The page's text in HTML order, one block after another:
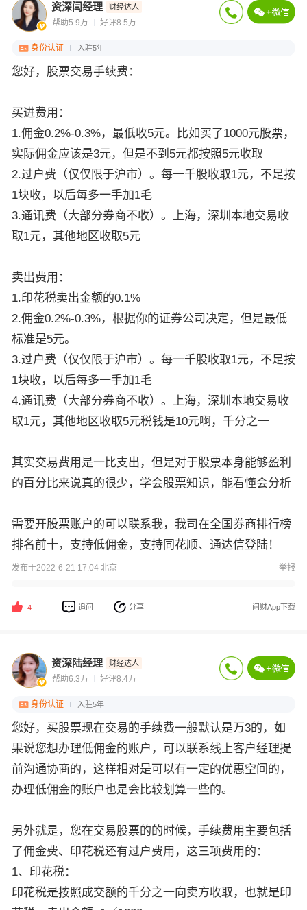
资深闫经理 财经达人
帮助5.9万 好评8.5万
身份认证 入驻5年
您好，股票交易手续费：
买进费用：
1.佣金0.2%-0.3%，最低收5元。比如买了1000元股票，
实际佣金应该是3元，但是不到5元都按照5元收取
2.过户费（仅仅限于沪市）。每一千股收取1元，不足按
1块收，以后每多一手加1毛
3.通讯费（大部分券商不收）。上海，深圳本地交易收
取1元，其他地区收取5元
卖出费用：
1.印花税卖出金额的0.1%
2.佣金0.2%-0.3%，根据你的证券公司决定，但是最低
标准是5元。
3.过户费（仅仅限于沪市）。每一千股收取1元，不足按
1块收，以后每多一手加1毛
4.通讯费（大部分券商不收）。上海，深圳本地交易收
取1元，其他地区收取5元税钱是10元啊，千分之一
其实交易费用是一比支出，但是对于股票本身能够盈利
的百分比来说真的很少，学会股票知识，能看懂会分析
需要开股票账户的可以联系我，我司在全国券商排行榜
排名前十，支持低佣金，支持同花顺、通达信登陆！
发布于2022-6-21 17:04 北京 举报
4 追问 分享 问财App下载
资深陆经理 财经达人
帮助6.3万 好评8.4万
身份认证 入驻5年
您好，买股票现在交易的手续费一般默认是万3的，如
果说您想办理低佣金的账户，可以联系线上客户经理提
前沟通协商的，这样相对是可以有一定的优惠空间的，
办理低佣金的账户也是会比较划算一些的。
另外就是，您在交易股票的的时候，手续费用主要包括
了佣金费、印花税还有过户费用，这三项费用的：
1、印花税：
印花税是按照成交额的千分之一向卖方收取，也就是印